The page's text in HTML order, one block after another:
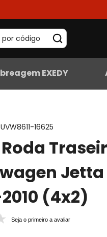
por código
EXEDY
16625
Jetta
(4x2)
Seja o primeiro a avaliar